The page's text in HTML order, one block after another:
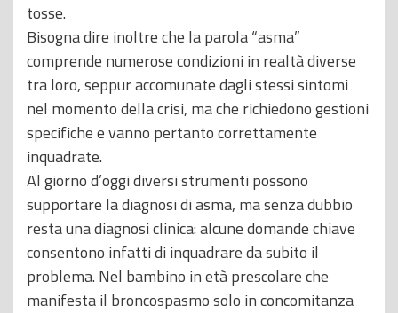
tosse.
Bisogna dire inoltre che la parola “asma”
comprende numerose condizioni in realtà diverse
tra loro, seppur accomunate dagli stessi sintomi
nel momento della crisi, ma che richiedono gestioni
specifiche e vanno pertanto correttamente
inquadrate.
Al giorno d’oggi diversi strumenti possono
supportare la diagnosi di asma, ma senza dubbio
resta una diagnosi clinica: alcune domande chiave
consentono infatti di inquadrare da subito il
problema. Nel bambino in età prescolare che
manifesta il broncospasmo solo in concomitanza